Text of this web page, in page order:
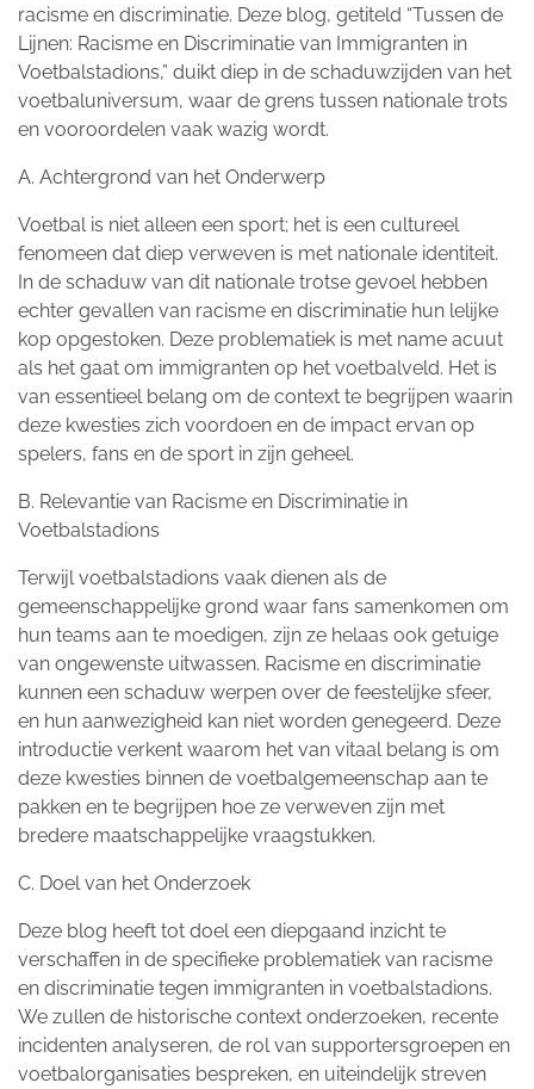
racisme en discriminatie. Deze blog, getiteld “Tussen de
Lijnen: Racisme en Discriminatie van Immigranten in
Voetbalstadions,” duikt diep in de schaduwzijden van het
voetbaluniversum, waar de grens tussen nationale trots
en vooroordelen vaak wazig wordt.
A. Achtergrond van het Onderwerp
Voetbal is niet alleen een sport; het is een cultureel
fenomeen dat diep verweven is met nationale identiteit.
In de schaduw van dit nationale trotse gevoel hebben
echter gevallen van racisme en discriminatie hun lelijke
kop opgestoken. Deze problematiek is met name acuut
als het gaat om immigranten op het voetbalveld. Het is
van essentieel belang om de context te begrijpen waarin
deze kwesties zich voordoen en de impact ervan op
spelers, fans en de sport in zijn geheel.
B. Relevantie van Racisme en Discriminatie in
Voetbalstadions
Terwijl voetbalstadions vaak dienen als de
gemeenschappelijke grond waar fans samenkomen om
hun teams aan te moedigen, zijn ze helaas ook getuige
van ongewenste uitwassen. Racisme en discriminatie
kunnen een schaduw werpen over de feestelijke sfeer,
en hun aanwezigheid kan niet worden genegeerd. Deze
introductie verkent waarom het van vitaal belang is om
deze kwesties binnen de voetbalgemeenschap aan te
pakken en te begrijpen hoe ze verweven zijn met
bredere maatschappelijke vraagstukken.
C. Doel van het Onderzoek
Deze blog heeft tot doel een diepgaand inzicht te
verschaffen in de specifieke problematiek van racisme
en discriminatie tegen immigranten in voetbalstadions.
We zullen de historische context onderzoeken, recente
incidenten analyseren, de rol van supportersgroepen en
voetbalorganisaties bespreken, en uiteindelijk streven